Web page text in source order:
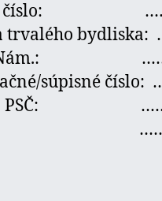
číslo:
trvalého
Nám.:
súpisné
a PSČ: